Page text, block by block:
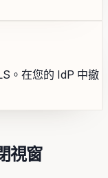
。在您的 IdP 中撤
視窗